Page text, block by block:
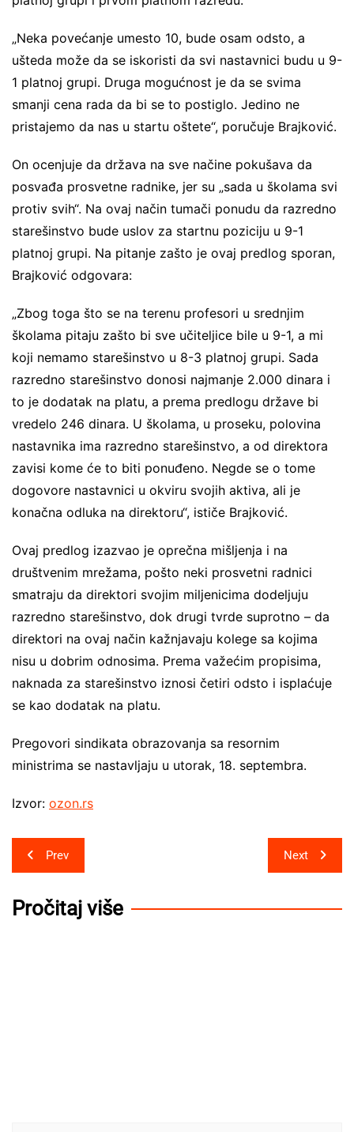
„Neka povećanje umesto 10, bude osam odsto, a
ušteda može da se iskoristi da svi nastavnici budu u 9-
1 platnoj grupi. Druga mogućnost je da se svima
smanji cena rada da bi se to postiglo. Jedino ne
pristajemo da nas u startu oštete“, poručuje Brajković.
On ocenjuje da država na sve načine pokušava da
posvađa prosvetne radnike, jer su „sada u školama svi
protiv svih“. Na ovaj način tumači ponudu da razredno
starešinstvo bude uslov za startnu poziciju u 9-1
platnoj grupi. Na pitanje zašto je ovaj predlog sporan,
Brajković odgovara:
„Zbog toga što se na terenu profesori u srednjim
školama pitaju zašto bi sve učiteljice bile u 9-1, a mi
koji nemamo starešinstvo u 8-3 platnoj grupi. Sada
razredno starešinstvo donosi najmanje 2.000 dinara i
to je dodatak na platu, a prema predlogu države bi
vredelo 246 dinara. U školama, u proseku, polovina
nastavnika ima razredno starešinstvo, a od direktora
zavisi kome će to biti ponuđeno. Negde se o tome
dogovore nastavnici u okviru svojih aktiva, ali je
konačna odluka na direktoru“, ističe Brajković.
Ovaj predlog izazvao je oprečna mišljenja i na
društvenim mrežama, pošto neki prosvetni radnici
smatraju da direktori svojim miljenicima dodeljuju
razredno starešinstvo, dok drugi tvrde suprotno – da
direktori na ovaj način kažnjavaju kolege sa kojima
nisu u dobrim odnosima. Prema važećim propisima,
naknada za starešinstvo iznosi četiri odsto i isplaćuje
se kao dodatak na platu.
Pregovori sindikata obrazovanja sa resornim
ministrima se nastavljaju u utorak, 18. septembra.
Izvor: ozon.rs
Post
navigation
Prev Next
Pročitaj više